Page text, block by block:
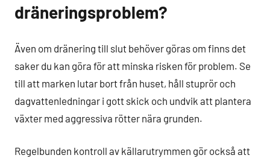
dräneringsproblem?
Även om dränering till slut behöver göras om finns det
saker du kan göra för att minska risken för problem. Se
till att marken lutar bort från huset, håll stuprör och
dagvattenledningar i gott skick och undvik att plantera
växter med aggressiva rötter nära grunden.
Regelbunden kontroll av källarutrymmen gör också att